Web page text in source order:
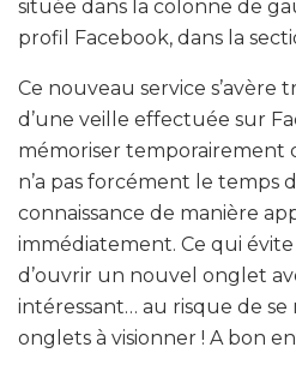
située dans la colonne de
profil Facebook, dans la
Ce nouveau service s’avère
d’une veille effectuée sur
mémoriser temporairement
n’a pas forcément le temps
connaissance de manière
immédiatement. Ce qui
d’ouvrir un nouvel onglet
intéressant… au risque de
onglets à visionner ! A bon